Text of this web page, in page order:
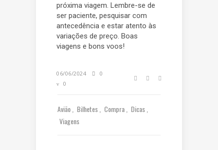
próxima viagem. Lembre-se de
ser paciente, pesquisar com
antecedência e estar atento às
variações de preço. Boas
viagens e bons voos!
06/06/2024
0
0
Avião Bilhetes Compra
Dicas
Viagens